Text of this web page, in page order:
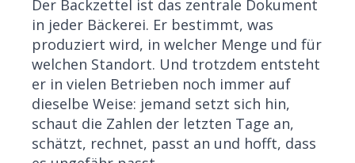
Der Backzettel ist das zentrale Dokument
in jeder Bäckerei. Er bestimmt, was
produziert wird, in welcher Menge und für
welchen Standort. Und trotzdem entsteht
er in vielen Betrieben noch immer auf
dieselbe Weise: jemand setzt sich hin,
schaut die Zahlen der letzten Tage an,
schätzt, rechnet, passt an und hofft, dass